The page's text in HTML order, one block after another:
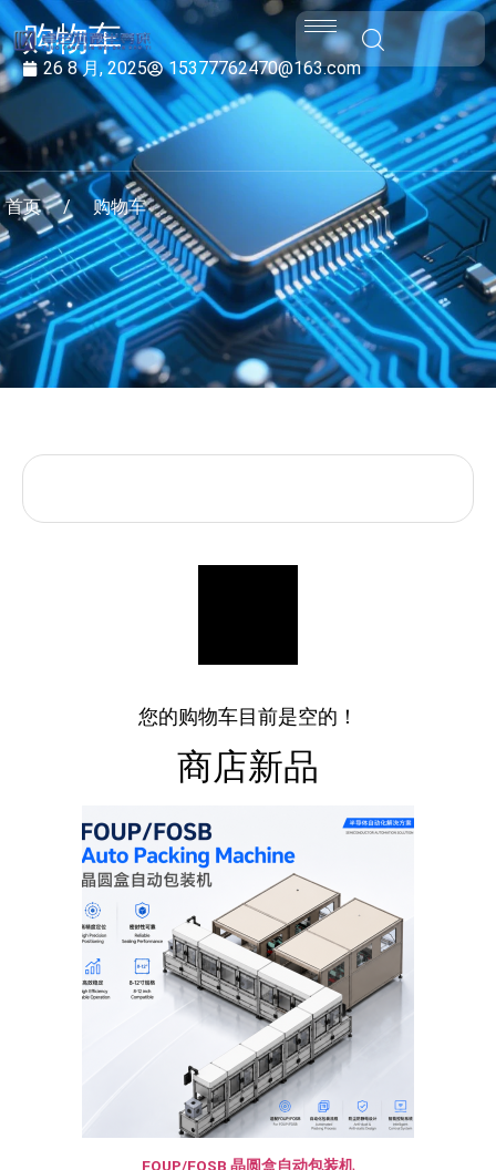
购物车
26 8 月, 2025 15377762470@163.com
首页 / 购物车
您的购物车目前是空的！
商店新品
FOUP/FOSB 晶圆盒自动包装机